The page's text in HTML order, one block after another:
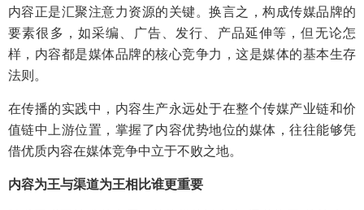
内容正是汇聚注意力资源的关键。换言之，构成传媒品牌的
要素很多，如采编、广告、发行、产品延伸等，但无论怎
样，内容都是媒体品牌的核心竞争力，这是媒体的基本生存
法则。
在传播的实践中，内容生产永远处于在整个传媒产业链和价
值链中上游位置，掌握了内容优势地位的媒体，往往能够凭
借优质内容在媒体竞争中立于不败之地。
内容为王与渠道为王相比谁更重要